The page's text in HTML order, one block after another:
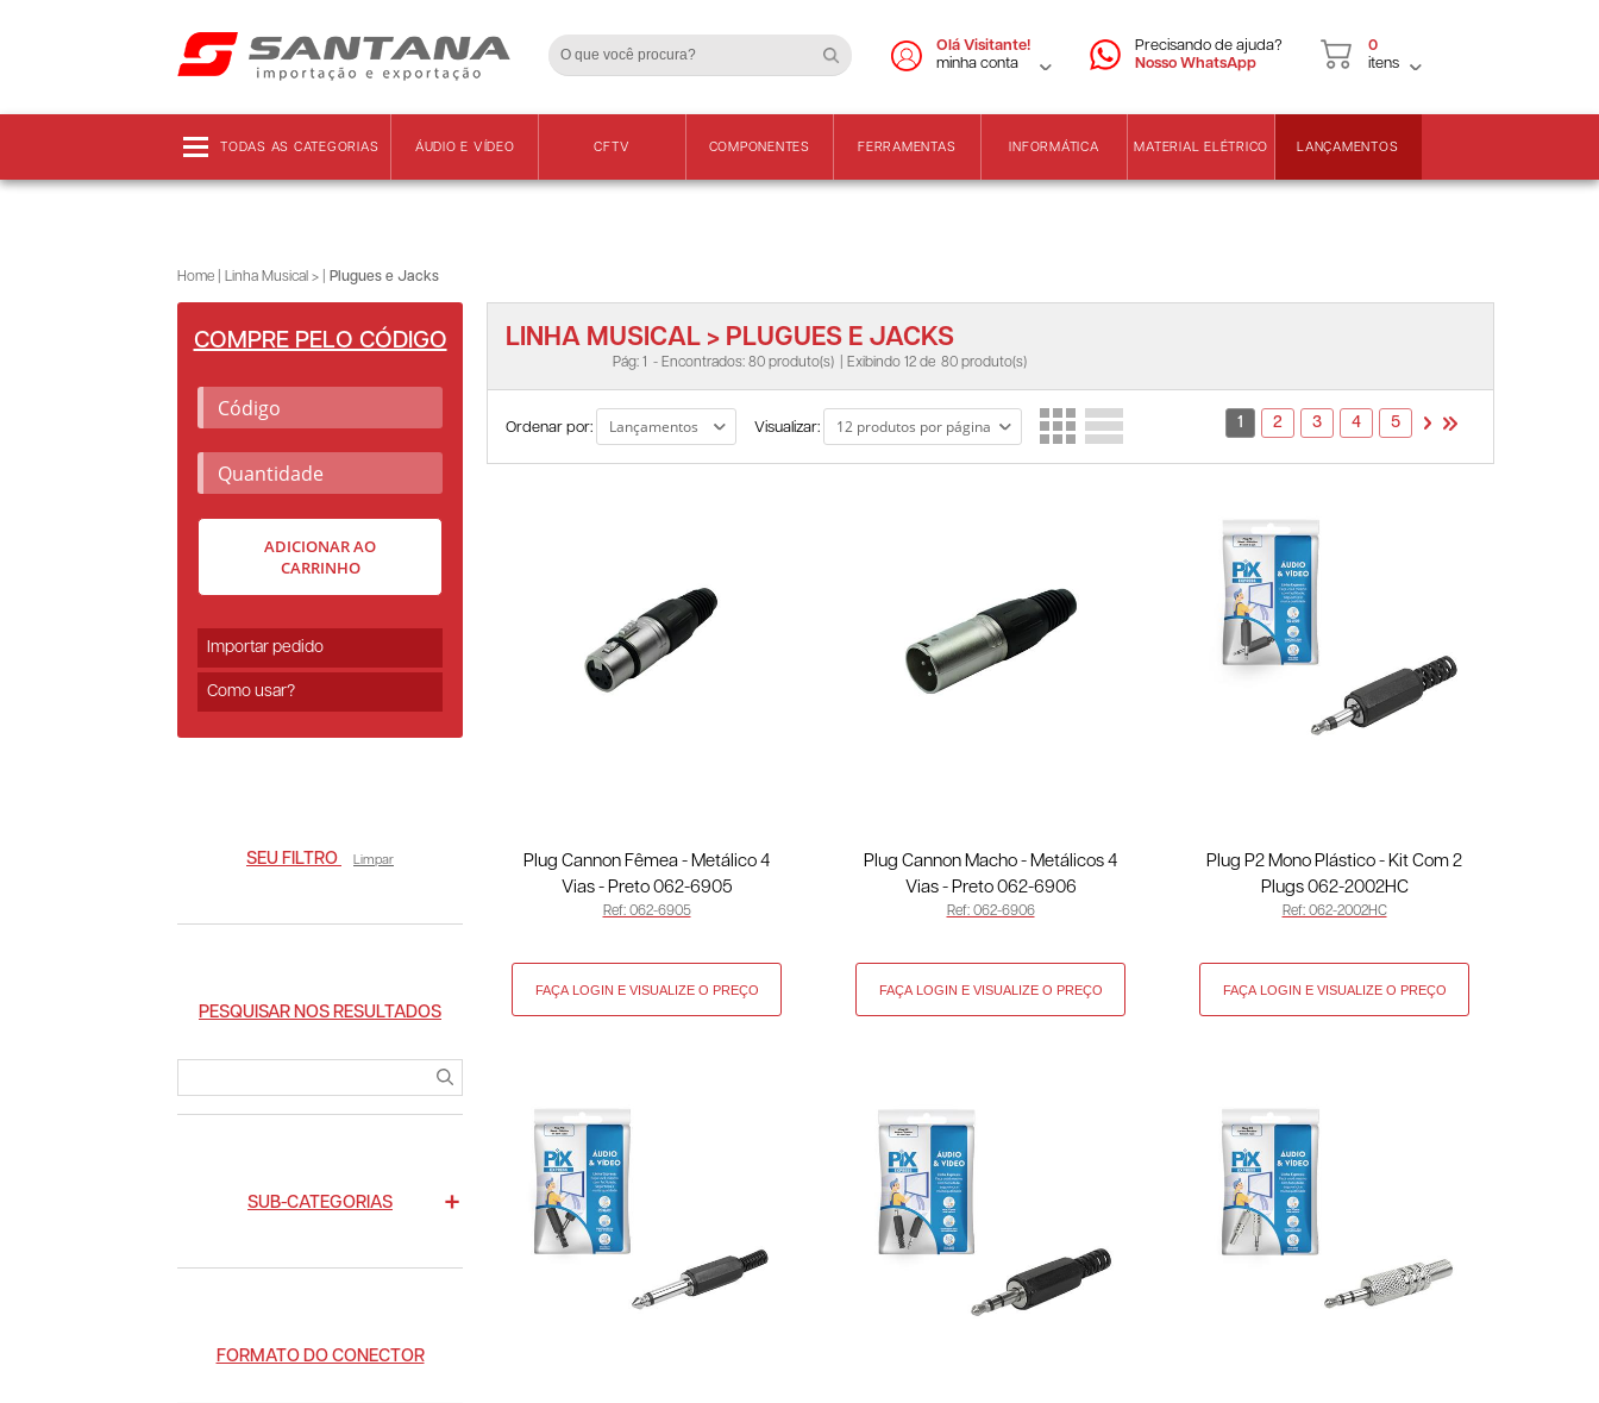
Olá Visitante!
minha conta
Precisando de ajuda?
Nosso WhatsApp
0
itens
TODAS AS CATEGORIAS ÁUDIO E VÍDEO CFTV COMPONENTES FERRAMENTAS INFORMÁTICA MATERIAL ELÉTRICO LANÇAMENTOS
Home Linha Musical > Plugues e Jacks
COMPRE PELO CÓDIGO
ADICIONAR AO
CARRINHO
Importar pedido
Como usar?
SEU FILTRO Limpar
PESQUISAR NOS RESULTADOS
SUB-CATEGORIAS
FORMATO DO CONECTOR
LINHA MUSICAL > PLUGUES E JACKS
Pág: 1 - Encontrados: 80 produto(s) | Exibindo 12 de 80 produto(s)
Ordenar por: Visualizar: 1 2 3 4 5
Plug Cannon Fêmea - Metálico 4
Vias - Preto 062-6905
Ref: 062-6905
Plug Cannon Macho - Metálicos 4
Vias - Preto 062-6906
Ref: 062-6906
Plug P2 Mono Plástico - Kit Com 2
Plugs 062-2002HC
Ref: 062-2002HC